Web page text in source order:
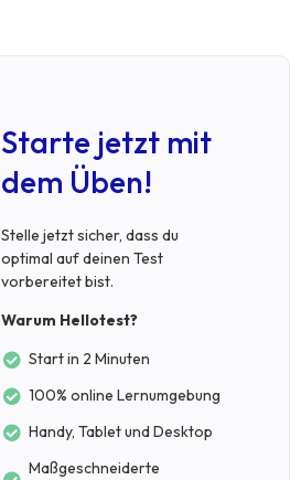
Starte jetzt mit
dem Üben!
Stelle jetzt sicher, dass du
optimal auf deinen Test
vorbereitet bist.
Warum Hellotest?
Start in 2 Minuten
100% online Lernumgebung
Handy, Tablet und Desktop
Maßgeschneiderte